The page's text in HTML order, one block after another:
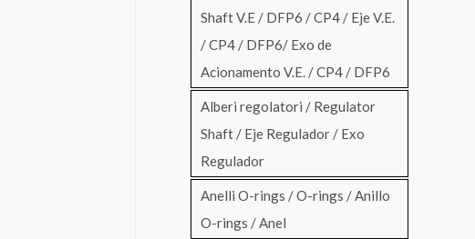
Shaft V.E / DFP6 / CP4 / Eje V.E.
/ CP4 / DFP6/ Exo de
Acionamento V.E. / CP4 / DFP6
Alberi regolatori / Regulator
Shaft / Eje Regulador / Exo
Regulador
Anelli O-rings / O-rings / Anillo
O-rings / Anel